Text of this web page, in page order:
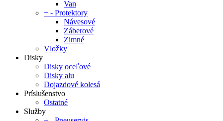
Van
+ - Protektory
Návesové
Záberové
Zimné
Vložky
Disky
Disky oceľové
Disky alu
Dojazdové kolesá
Príslušenstvo
Ostatné
Služby